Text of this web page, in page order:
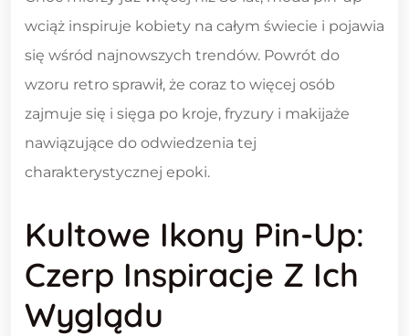
wciąż inspiruje kobiety na całym świecie i pojawia
się wśród najnowszych trendów. Powrót do
wzoru retro sprawił, że coraz to więcej osób
zajmuje się i sięga po kroje, fryzury i makijaże
nawiązujące do odwiedzenia tej
charakterystycznej epoki.
Kultowe Ikony Pin-Up:
Czerp Inspiracje Z Ich
Wyglądu